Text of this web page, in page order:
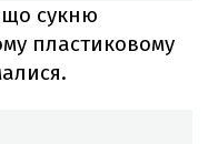
що сукню
пластиковому